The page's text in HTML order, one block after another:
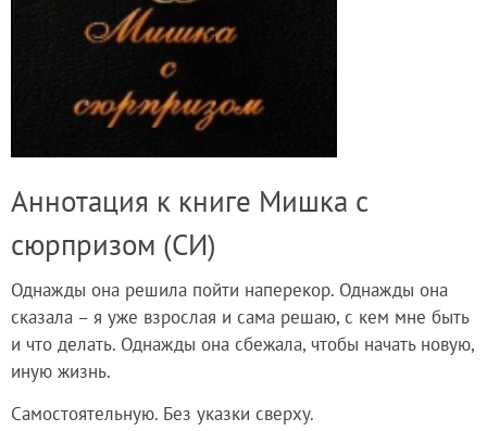
Аннотация к книге Мишка с
сюрпризом (СИ)
Однажды она решила пойти наперекор. Однажды она
сказала – я уже взрослая и сама решаю, с кем мне быть
и что делать. Однажды она сбежала, чтобы начать новую,
иную жизнь.
Самостоятельную. Без указки сверху.